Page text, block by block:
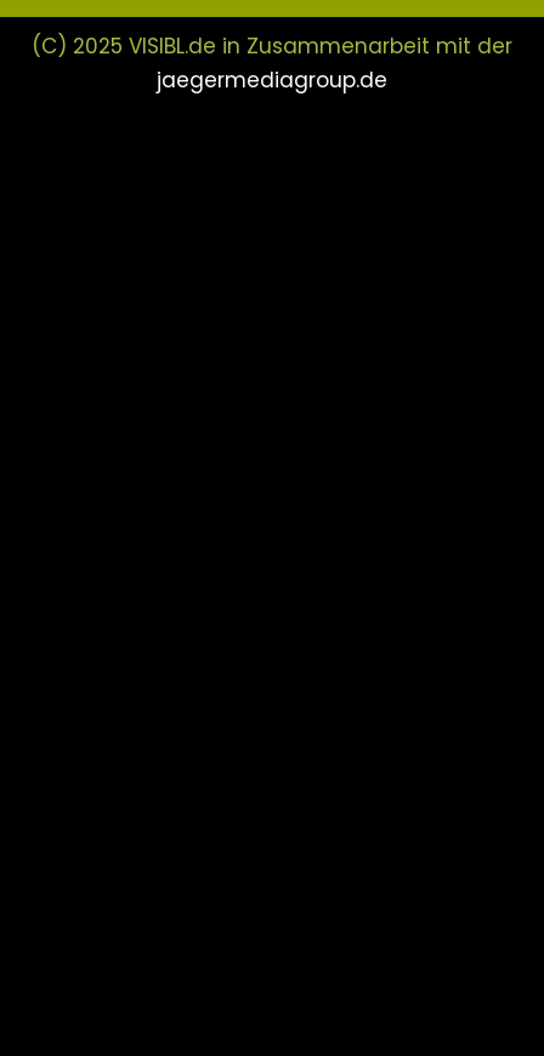
(C) 2025 VISIBL.de in Zusammenarbeit mit der
jaegermediagroup.de